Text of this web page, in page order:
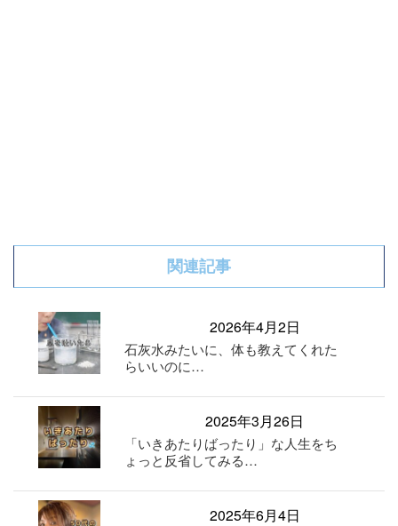
関連記事
2026年4月2日
石灰水みたいに、体も教えてくれた
らいいのに…
2025年3月26日
「いきあたりばったり」な人生をち
ょっと反省してみる…
2025年6月4日